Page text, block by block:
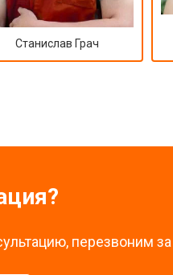
Станислав Грач
перезвоним